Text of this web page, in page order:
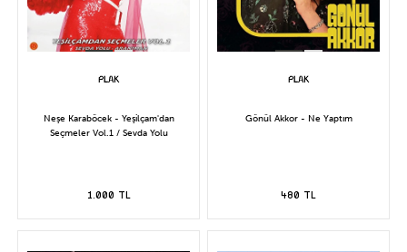
Neşe Karaböcek - Yeşilçam'dan
Seçmeler Vol.1 / Sevda Yolu
1.000 TL
Gönül Akkor - Ne Yaptım
480 TL